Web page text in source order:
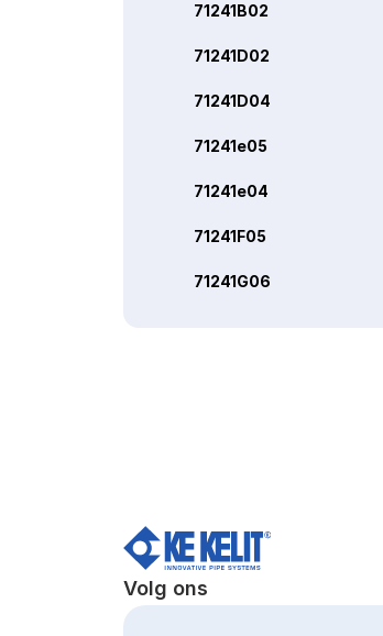
71241B02
71241D02
71241D04
71241e05
71241e04
71241F05
71241G06
Volg ons